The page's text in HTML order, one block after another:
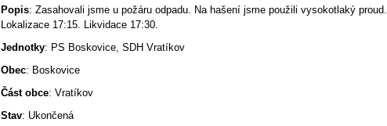
Popis: Zasahovali jsme u požáru odpadu. Na hašení jsme použili vysokotlaký proud.
Lokalizace 17:15. Likvidace 17:30.
Jednotky: PS Boskovice, SDH Vratíkov
Obec: Boskovice
Část obce: Vratíkov
Stav: Ukončená